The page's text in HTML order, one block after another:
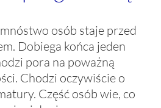
osób staje przed
Dobiega końca jeden
pora na poważną
Chodzi oczywiście o
Część osób wie, co